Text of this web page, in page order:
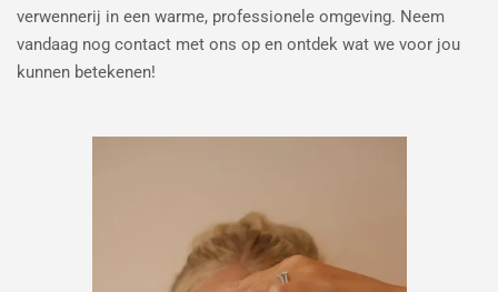
verwennerij in een warme, professionele omgeving. Neem
vandaag nog contact met ons op en ontdek wat we voor jou
kunnen betekenen!